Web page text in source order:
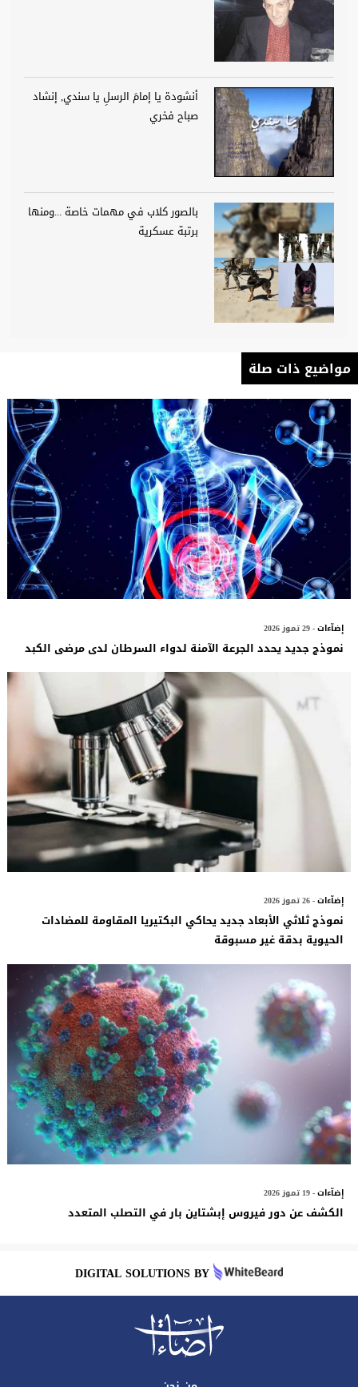
أنشودة يا إمامَ الرسلِ يا سندي, إنشاد
صباح فخري
بالصور كلاب في مهمات خاصة ...ومنها
برتبة عسكرية
مواضيع ذات صلة
إضآءات- 29 تموز 2026
نموذج جديد يحدد الجرعة الآمنة لدواء السرطان لدى مرضى الكبد
إضآءات- 26 تموز 2026
نموذج ثلاثي الأبعاد جديد يحاكي البكتيريا المقاومة للمضادات
الحيوية بدقة غير مسبوقة
إضآءات- 19 تموز 2026
الكشف عن دور فيروس إبشتاين بار في التصلب المتعدد
DIGITAL SOLUTIONS BY